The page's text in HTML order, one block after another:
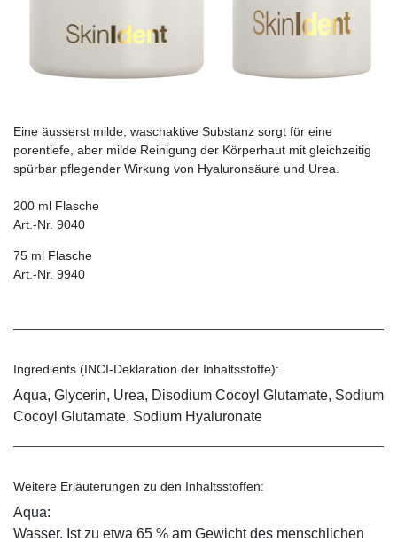
Eine äusserst milde, waschaktive Substanz sorgt für eine
porentiefe, aber milde Reinigung der Körperhaut mit gleichzeitig
spürbar pflegender Wirkung von Hyaluronsäure und Urea.
200 ml Flasche
Art.-Nr. 9040
75 ml Flasche
Art.-Nr. 9940
Ingredients (INCI-Deklaration der Inhaltsstoffe):
Aqua, Glycerin, Urea, Disodium Cocoyl Glutamate, Sodium
Cocoyl Glutamate, Sodium Hyaluronate
Weitere Erläuterungen zu den Inhaltsstoffen:
Aqua:
Wasser. Ist zu etwa 65 % am Gewicht des menschlichen